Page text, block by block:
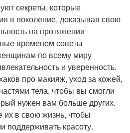
секреты, которые
в поколение, доказывая свою
на протяжении
временем советы
по всему миру
и уверенность.
про макияж, уход за кожей,
тела, чтобы вы смогли
нужен вам больше других.
их в свою жизнь, чтобы
поддерживать красоту.